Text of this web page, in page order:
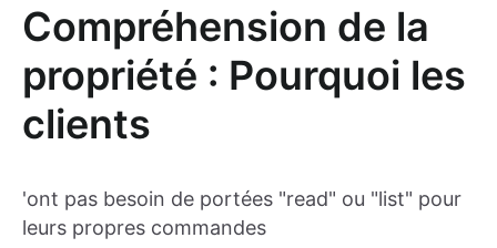
Compréhension de la
propriété : Pourquoi les
clients
'ont pas besoin de portées "read" ou "list" pour
leurs propres commandes